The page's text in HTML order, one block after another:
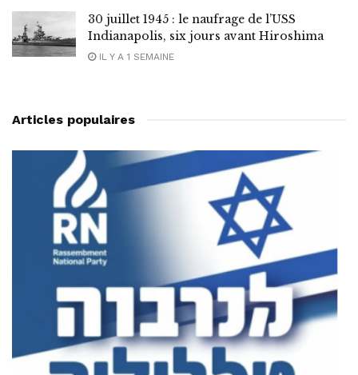
30 juillet 1945 : le naufrage de l’USS
Indianapolis, six jours avant Hiroshima
IL Y A 1 SEMAINE
Articles populaires